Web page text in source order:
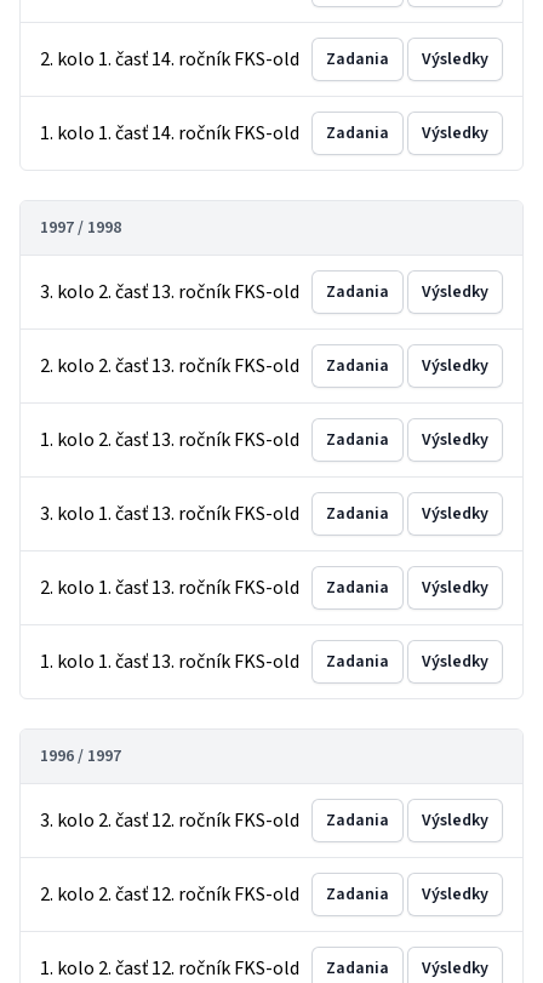
2. kolo 1. časť 14. ročník FKS-old Zadania Výsledky
1. kolo 1. časť 14. ročník FKS-old Zadania Výsledky
1997 / 1998
3. kolo 2. časť 13. ročník FKS-old Zadania Výsledky
2. kolo 2. časť 13. ročník FKS-old Zadania Výsledky
1. kolo 2. časť 13. ročník FKS-old Zadania Výsledky
3. kolo 1. časť 13. ročník FKS-old Zadania Výsledky
2. kolo 1. časť 13. ročník FKS-old Zadania Výsledky
1. kolo 1. časť 13. ročník FKS-old Zadania Výsledky
1996 / 1997
3. kolo 2. časť 12. ročník FKS-old Zadania Výsledky
2. kolo 2. časť 12. ročník FKS-old Zadania Výsledky
1. kolo 2. časť 12. ročník FKS-old Zadania Výsledky